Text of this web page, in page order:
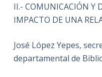
II.- COMUNICACIÓN Y
IMPACTO DE UNA
José López Yepes,
departamental de